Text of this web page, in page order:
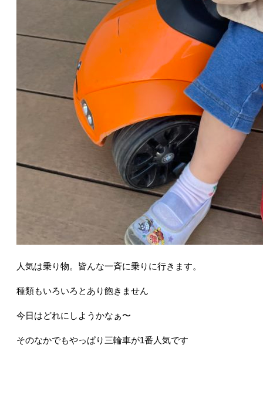
人気は乗り物。皆んな一斉に乗りに行きます。
種類もいろいろとあり飽きません
今日はどれにしようかなぁ〜
そのなかでもやっぱり三輪車が1番人気です